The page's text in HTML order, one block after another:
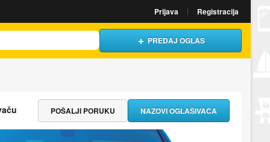
Prijava Registracija
PREDAJ OGLAS
NAZOVI OGLAŠIVAČA
POŠALJI PORUKU